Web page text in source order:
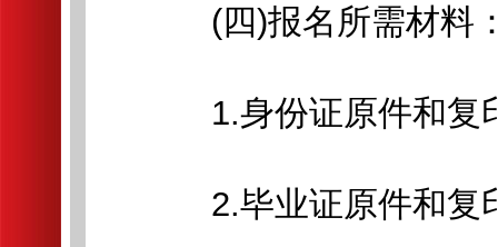
(四)报名所需材料
1.身份证原件和复
2.毕业证原件和复